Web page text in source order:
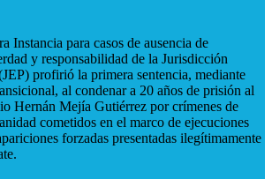
Instancia para casos de ausencia de
y responsabilidad de la Jurisdicción
profirió la primera sentencia, mediante
al condenar a 20 años de prisión al
Hernán Mejía Gutiérrez por crímenes de
cometidos en el marco de ejecuciones
forzadas presentadas ilegítimamente